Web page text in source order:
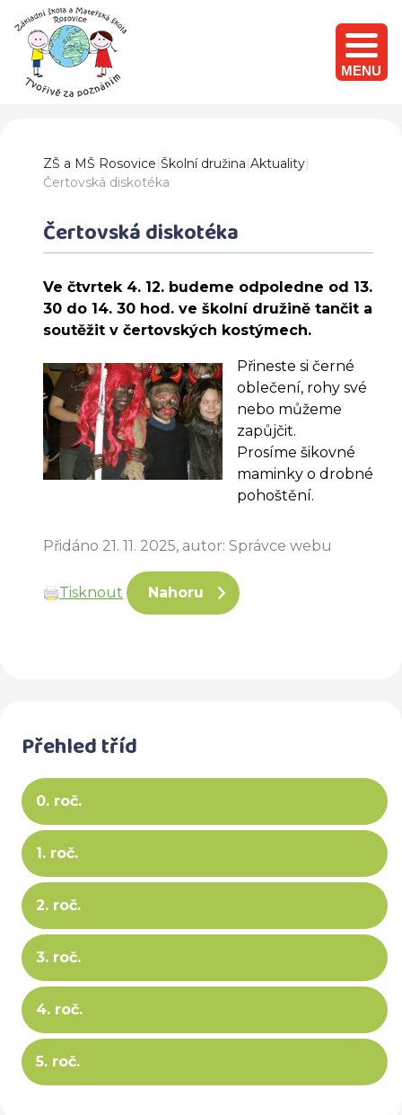
MENU
ZŠ a MŠ Rosovice|Školní družina|Aktuality|
Čertovská diskotéka
Čertovská diskotéka
Ve čtvrtek 4. 12. budeme odpoledne od 13.
30 do 14. 30 hod. ve školní družině tančit a
soutěžit v čertovských kostýmech.
Přineste si černé
oblečení, rohy své
nebo můžeme
zapůjčit.
Prosíme šikovné
maminky o drobné
pohoštění.
Přidáno 21. 11. 2025, autor: Správce webu
Tisknout Nahoru
Přehled tříd
0. roč.
1. roč.
2. roč.
3. roč.
4. roč.
5. roč.